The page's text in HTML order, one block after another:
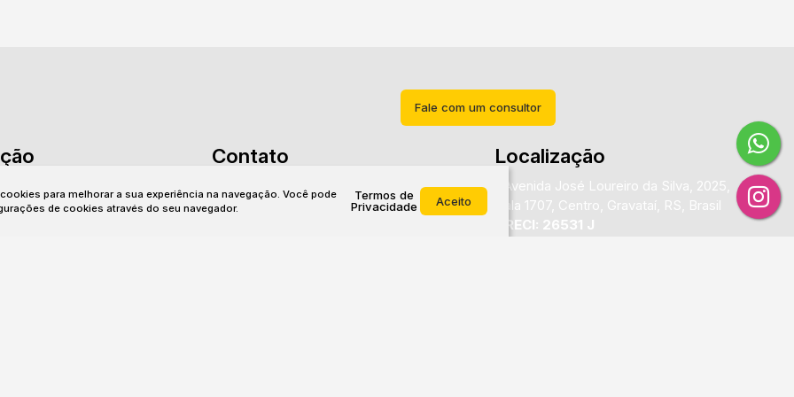
para melhorar a sua experiência na navegação. Você pode
de cookies através do seu navegador.
Termos de
Privacidade
Aceito
Fale com um consultor
Contato
Contato
(51) 99114-2044
(51)3432-
1000
contato@dimobi.com.br
Localização
Avenida José Loureiro da Silva, 2025,
Sala 1707, Centro, Gravataí, RS, Brasil
CRECI: 26531 J